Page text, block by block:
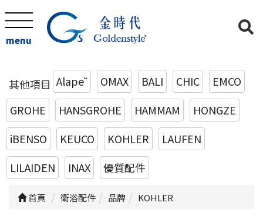
menu
其他項目 Alape˘ OMAX BALI CHIC
EMCO
GROHE
HANSGROHE HAMMAM
HONGZE
iBENSO
KEUCO KOHLER
LAUFEN
LILAIDEN
INAX 優質配件
首頁 衛浴配件 品牌 KOHLER